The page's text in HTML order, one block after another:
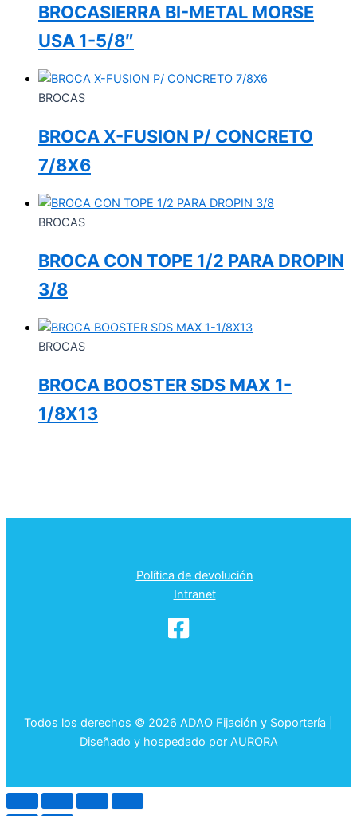
BROCASIERRA BI-METAL MORSE
USA 1-5/8″
BROCAS
BROCA X-FUSION P/ CONCRETO
7/8X6
BROCAS
BROCA CON TOPE 1/2 PARA DROPIN
3/8
BROCAS
BROCA BOOSTER SDS MAX 1-
1/8X13
Política de devolución
Intranet
Todos los derechos © 2026 ADAO Fijación y Soportería |
Diseñado y hospedado por AURORA